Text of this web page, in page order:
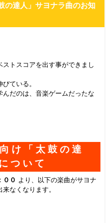
の達人」サヨナラ曲のお知
トスコアを出す事ができまし
ている。
だのは、音楽ゲームだったな
け「太鼓の達
ついて
００ より、以下の楽曲がサヨナ
なくなります。